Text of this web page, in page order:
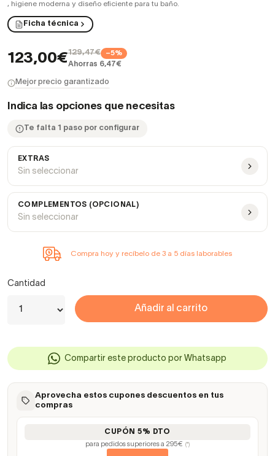
, higiene moderna y diseño eficiente para tu baño.
Ficha técnica
123,00€129,47€ −5%
Ahorras 6,47€
Mejor precio garantizado
Indica las opciones que necesitas
Te falta 1 paso por configurar
EXTRAS
Sin seleccionar
COMPLEMENTOS (OPCIONAL)
Sin seleccionar
Compra hoy y recíbelo de 3 a 5 días laborables
Cantidad
Añadir al carrito
Compartir este producto por Whatsapp
Aprovecha estos cupones descuentos en tus
compras
CUPÓN 5% DTO
para pedidos superiores a 295€ (*)